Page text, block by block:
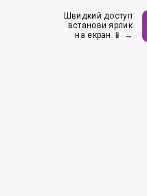
Швидкий доступ
встанови ярлик
на екран 📱 →